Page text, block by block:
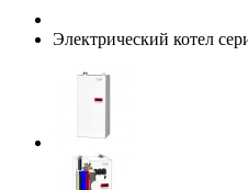
Электрический котел